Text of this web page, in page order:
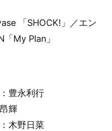
「SHOCK!」／エン
My Plan」
豊永利行
輝
木野日菜